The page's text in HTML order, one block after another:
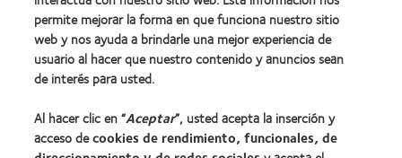
Tecnología de lentes de contacto
Lentes de contacto y visión
Usuario con experiencia
permite mejorar la forma en que funciona nuestro sitio
web y nos ayuda a brindarle una mejor experiencia de
usuario al hacer que nuestro contenido y anuncios sean
de interés para usted.
Al hacer clic en “Aceptar”, usted acepta la inserción y
acceso decookies de rendimiento, funcionales, de